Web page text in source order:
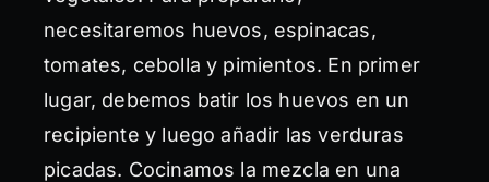
necesitaremos huevos, espinacas,
tomates, cebolla y pimientos. En primer
lugar, debemos batir los huevos en un
recipiente y luego añadir las verduras
picadas. Cocinamos la mezcla en una